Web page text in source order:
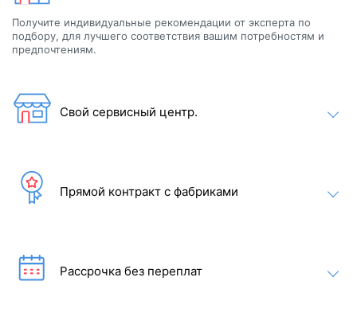
Получите индивидуальные рекомендации от эксперта по
подбору, для лучшего соответствия вашим потребностям и
предпочтениям.
Свой сервисный центр.
Прямой контракт с фабриками
Рассрочка без переплат